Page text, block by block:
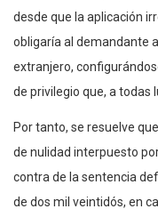
desde que la aplicación
obligaría al demandante
extranjero,
de privilegio que, a todas
Por tanto, se resuelve
de nulidad interpuesto
contra de la sentencia
de dos mil veintidós, en